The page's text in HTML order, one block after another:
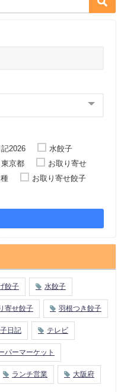
記2026
水餃子
東京都
お取り寄せ
お取り寄せ餃子
餃子 水餃子
寄せ餃子 羽根つき餃子
日記 テレビ
パーマーケット
ランチ営業 大阪府